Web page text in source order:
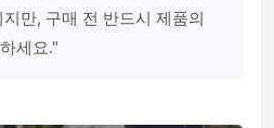
만, 구매 전 반드시 제품의
세요."